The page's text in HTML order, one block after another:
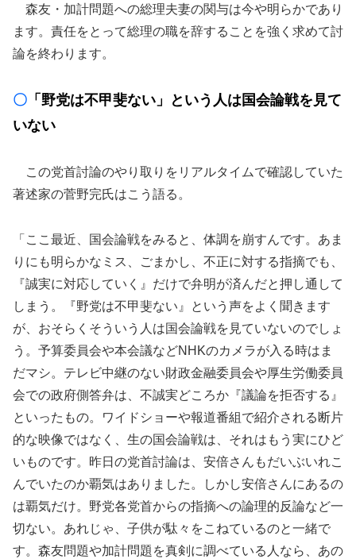
森友・加計問題への総理夫妻の関与は今や明らかであり
ます。責任をとって総理の職を辞することを強く求めて討
論を終わります。
〇 「野党は不甲斐ない」という人は国会論戦を見て
いない
この党首討論のやり取りをリアルタイムで確認していた
著述家の菅野完氏はこう語る。
「ここ最近、国会論戦をみると、体調を崩すんです。あま
りにも明らかなミス、ごまかし、不正に対する指摘でも、
『誠実に対応していく』だけで弁明が済んだと押し通して
しまう。『野党は不甲斐ない』という声をよく聞きます
が、おそらくそういう人は国会論戦を見ていないのでしょ
う。予算委員会や本会議などNHKのカメラが入る時はま
だマシ。テレビ中継のない財政金融委員会や厚生労働委員
会での政府側答弁は、不誠実どころか『議論を拒否する』
といったもの。ワイドショーや報道番組で紹介される断片
的な映像ではなく、生の国会論戦は、それはもう実にひど
いものです。昨日の党首討論は、安倍さんもだいぶいれこ
んでいたのか覇気はありました。しかし安倍さんにあるの
は覇気だけ。野党各党首からの指摘への論理的反論など一
切ない。あれじゃ、子供が駄々をこねているのと一緒で
す。森友問題や加計問題を真剣に調べている人なら、あの